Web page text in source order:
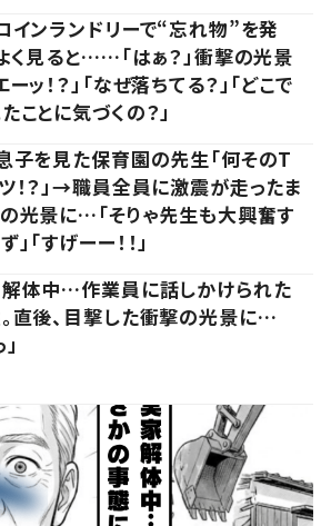
インランドリーで“忘れ物”を発
く見ると……「はぁ？」衝撃の光景
ーッ！？」「なぜ落ちてる？」「どこで
ことに気づくの？」
子を見た保育園の先生「何そのT
！？」→職員全員に激震が走ったま
光景に…「そりゃ先生も大興奮す
」「すげーー！！」
体中…作業員に話しかけられた
直後、目撃した衝撃の光景に…